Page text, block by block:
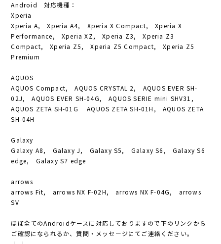
Android 対応機種：
Xperia
Xperia A, Xperia A4, Xperia X Compact, Xperia X
Performance, Xperia XZ, Xperia Z3, Xperia Z3
Compact, Xperia Z5, Xperia Z5 Compact, Xperia Z5
Premium
AQUOS
AQUOS Compact, AQUOS CRYSTAL 2, AQUOS EVER SH-
02J, AQUOS EVER SH-04G, AQUOS SERIE mini SHV31,
AQUOS ZETA SH-01G AQUOS ZETA SH-01H, AQUOS ZETA
SH-04H
Galaxy
Galaxy A8, Galaxy J, Galaxy S5, Galaxy S6, Galaxy S6
edge, Galaxy S7 edge
arrows
arrows Fit, arrows NX F-02H, arrows NX F-04G, arrows
SV
ほぼ全てのAndroidケースに対応しておりますので下のリンクから
ご確認になられるか、質問・メッセージにてご連絡ください。